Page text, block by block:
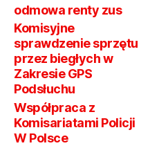
odmowa renty zus
Komisyjne
sprawdzenie sprzętu
przez biegłych w
Zakresie GPS
Podsłuchu
Współpraca z
Komisariatami Policji
W Polsce